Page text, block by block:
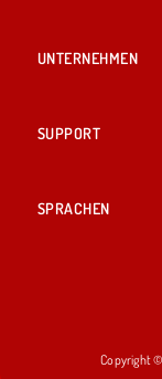
UNTERNEHMEN
SUPPORT
SPRACHEN
Copyright